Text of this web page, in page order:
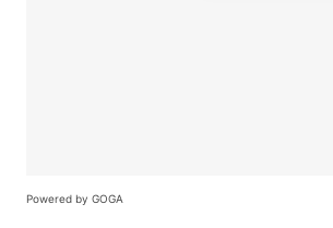
Powered by GOGA